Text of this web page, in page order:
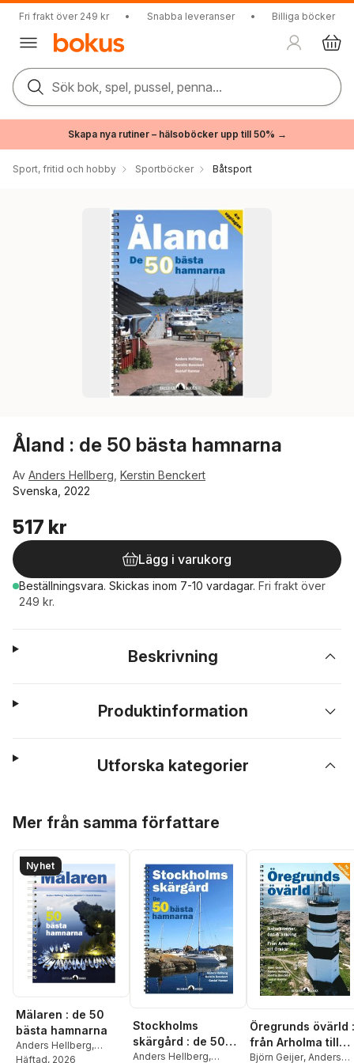
Fri frakt över 249 kr • Snabba leveranser • Billiga böcker
Sök bok, spel, pussel, penna...
Skapa nya rutiner – hälsoböcker upp till 50% →
Sport, fritid och hobby Sportböcker Båtsport
Åland : de 50 bästa hamnarna
Av Anders Hellberg Kerstin Benckert
Svenska, 2022
517 kr
Lägg i varukorg
Beställningsvara. Skickas inom 7-10 vardagar. Fri frakt över
249 kr.
Beskrivning
Produktinformation
Utforska kategorier
Mer från samma författare
Nyhet
Mälaren : de 50
bästa hamnarna
Anders Hellberg,
Kerstin Benckert
Häftad, 2026
Stockholms
skärgård : de 50
bästa hamnarna
Anders Hellberg,
Öregrunds övärld :
från Arholma till
Örskär
Björn Geijer, Anders